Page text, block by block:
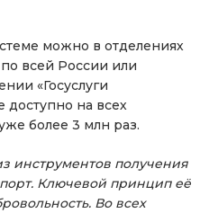
можно в отделениях
всей России или
«Госуслуги
на всех
более 3 млн раз.
инструментов получения
Ключевой принцип её
Во всех